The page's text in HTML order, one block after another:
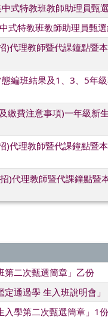
式特教班教師助理員甄
式特教班教師助理員甄
)代理教師暨代課鐘點暨
編班結果及1、3、5年
費注意事項)一年級新生
)代理教師暨代課鐘點暨
)代理教師暨代課鐘點暨
第二次甄選簡章」乙份
通過學 生入班說明會」
入學第二次甄選簡章」1份